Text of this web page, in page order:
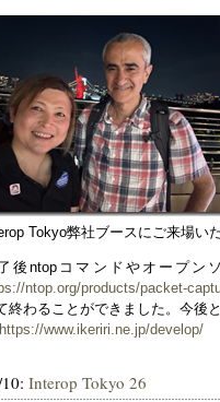
Tokyo弊社ブースにご来場い
後ntopコマンドやオープン
ntop.org/products/packet-
終わることができました。今後
https://www.ikeriri.ne.jp/develop/
Interop Tokyo 26